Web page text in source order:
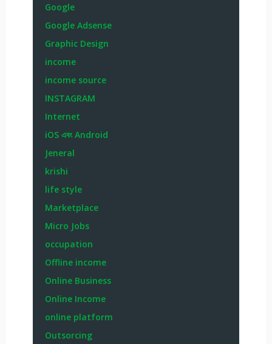
Google
Google Adsense
Graphic Design
income
income source
INSTAGRAM
Internet
iOS এবং Android
Jeneral
krishi
life style
Marketplace
Micro Jobs
occupation
Offline income
Online Business
Online Income
online platform
Outsorcing